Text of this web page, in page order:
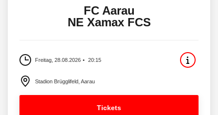
FC Aarau
NE Xamax FCS
Freitag, 28.08.2026 20:15
Stadion Brügglifeld, Aarau
Tickets